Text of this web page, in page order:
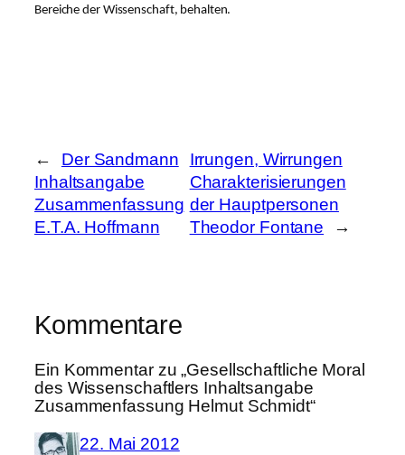
Bereiche der Wissenschaft, behalten.
←
Der Sandmann
Inhaltsangabe
Zusammenfassung
E.T.A. Hoffmann
Irrungen, Wirrungen
Charakterisierungen
der Hauptpersonen
Theodor Fontane
→
Kommentare
Ein Kommentar zu „Gesellschaftliche Moral
des Wissenschaftlers Inhaltsangabe
Zusammenfassung Helmut Schmidt“
22. Mai 2012